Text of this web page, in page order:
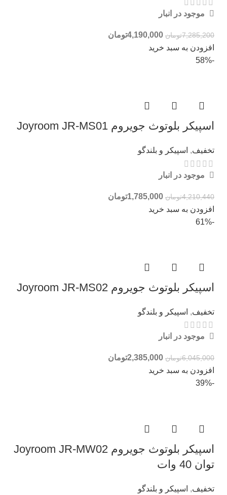
موجود در انبار
7,285,200تومان 4,190,000تومان
افزودن به سبد خرید
-58%
اسپیکر بلوتوث جویروم Joyroom JR-MS01
تخفیف, اسپیکر و بلندگو
موجود در انبار
4,210,440تومان 1,785,000تومان
افزودن به سبد خرید
-61%
اسپیکر بلوتوث جویروم Joyroom JR-MS02
تخفیف, اسپیکر و بلندگو
موجود در انبار
6,045,000تومان 2,385,000تومان
افزودن به سبد خرید
-39%
اسپیکر بلوتوث جویروم Joyroom JR-MW02
توان 40 وات
تخفیف, اسپیکر و بلندگو